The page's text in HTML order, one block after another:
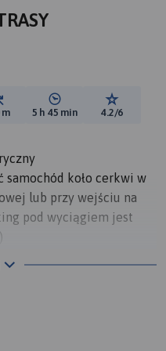
spadków:
m Średni czas potrzebny
5 h 45 min Ocena
4.2/6
koło cerkwi w
lub przy wejściu na
pod wyciągiem jest
utwardzoną leśną